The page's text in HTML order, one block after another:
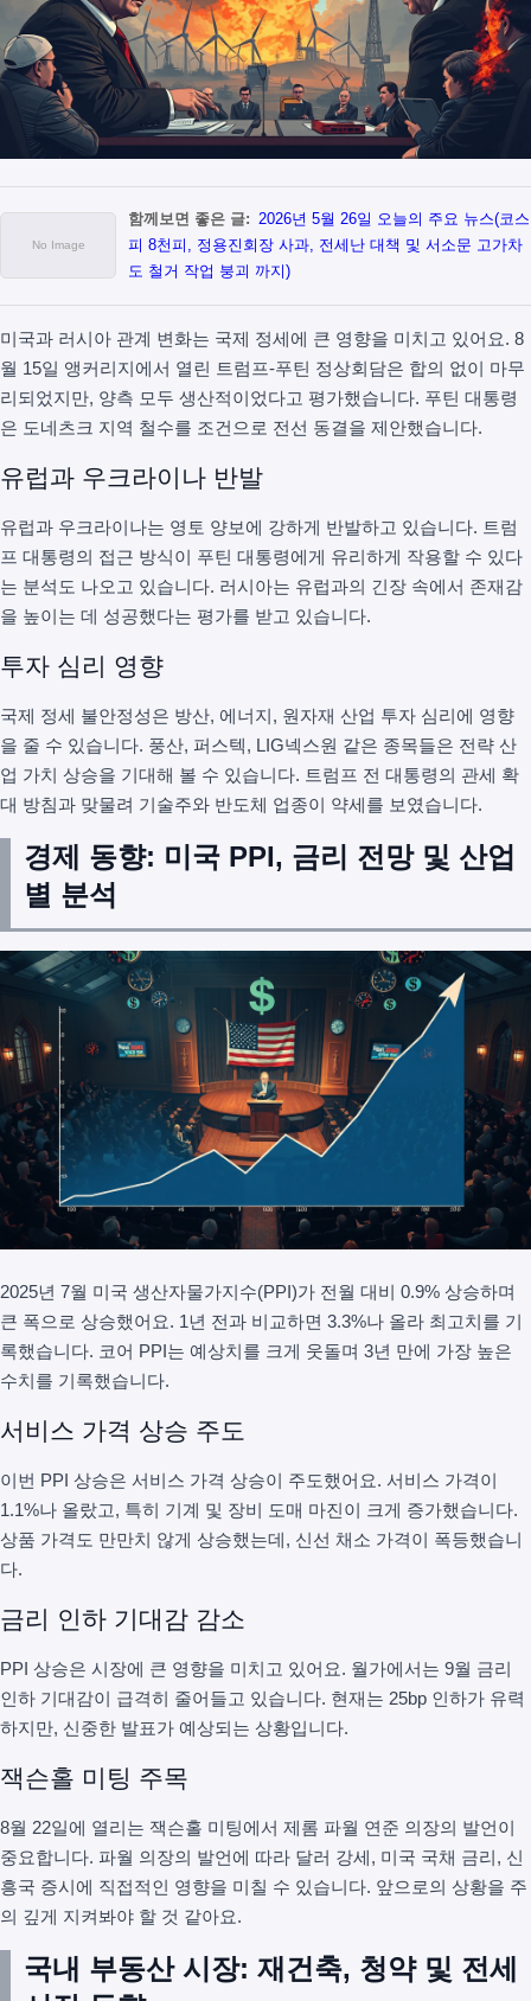
함께보면 좋은 글: 2026년 5월 26일 오늘의 주요 뉴스(코스
피 8천피, 정용진회장 사과, 전세난 대책 및 서소문 고가차
도 철거 작업 붕괴 까지)
미국과 러시아 관계 변화는 국제 정세에 큰 영향을 미치고 있어요. 8
월 15일 앵커리지에서 열린 트럼프-푸틴 정상회담은 합의 없이 마무
리되었지만, 양측 모두 생산적이었다고 평가했습니다. 푸틴 대통령
은 도네츠크 지역 철수를 조건으로 전선 동결을 제안했습니다.
유럽과 우크라이나 반발
유럽과 우크라이나는 영토 양보에 강하게 반발하고 있습니다. 트럼
프 대통령의 접근 방식이 푸틴 대통령에게 유리하게 작용할 수 있다
는 분석도 나오고 있습니다. 러시아는 유럽과의 긴장 속에서 존재감
을 높이는 데 성공했다는 평가를 받고 있습니다.
투자 심리 영향
국제 정세 불안정성은 방산, 에너지, 원자재 산업 투자 심리에 영향
을 줄 수 있습니다. 풍산, 퍼스텍, LIG넥스원 같은 종목들은 전략 산
업 가치 상승을 기대해 볼 수 있습니다. 트럼프 전 대통령의 관세 확
대 방침과 맞물려 기술주와 반도체 업종이 약세를 보였습니다.
경제 동향: 미국 PPI, 금리 전망 및 산업
별 분석
2025년 7월 미국 생산자물가지수(PPI)가 전월 대비 0.9% 상승하며
큰 폭으로 상승했어요. 1년 전과 비교하면 3.3%나 올라 최고치를 기
록했습니다. 코어 PPI는 예상치를 크게 웃돌며 3년 만에 가장 높은
수치를 기록했습니다.
서비스 가격 상승 주도
이번 PPI 상승은 서비스 가격 상승이 주도했어요. 서비스 가격이
1.1%나 올랐고, 특히 기계 및 장비 도매 마진이 크게 증가했습니다.
상품 가격도 만만치 않게 상승했는데, 신선 채소 가격이 폭등했습니
다.
금리 인하 기대감 감소
PPI 상승은 시장에 큰 영향을 미치고 있어요. 월가에서는 9월 금리
인하 기대감이 급격히 줄어들고 있습니다. 현재는 25bp 인하가 유력
하지만, 신중한 발표가 예상되는 상황입니다.
잭슨홀 미팅 주목
8월 22일에 열리는 잭슨홀 미팅에서 제롬 파월 연준 의장의 발언이
중요합니다. 파월 의장의 발언에 따라 달러 강세, 미국 국채 금리, 신
흥국 증시에 직접적인 영향을 미칠 수 있습니다. 앞으로의 상황을 주
의 깊게 지켜봐야 할 것 같아요.
국내 부동산 시장: 재건축, 청약 및 전세